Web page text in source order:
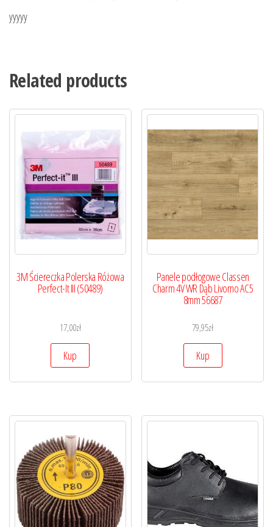
yyyyy
Related products
3M Ściereczka Polerska Różowa
Perfect-It III (50489)
17,00zł
Kup
Panele podłogowe Classen
Charm 4V WR Dąb Livorno AC5
8mm 56687
79,95zł
Kup